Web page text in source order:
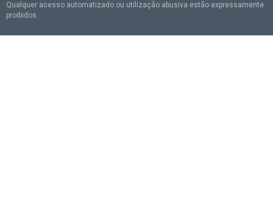
Qualquer acesso automatizado ou utilização abusiva estão expressamente
proibidos.